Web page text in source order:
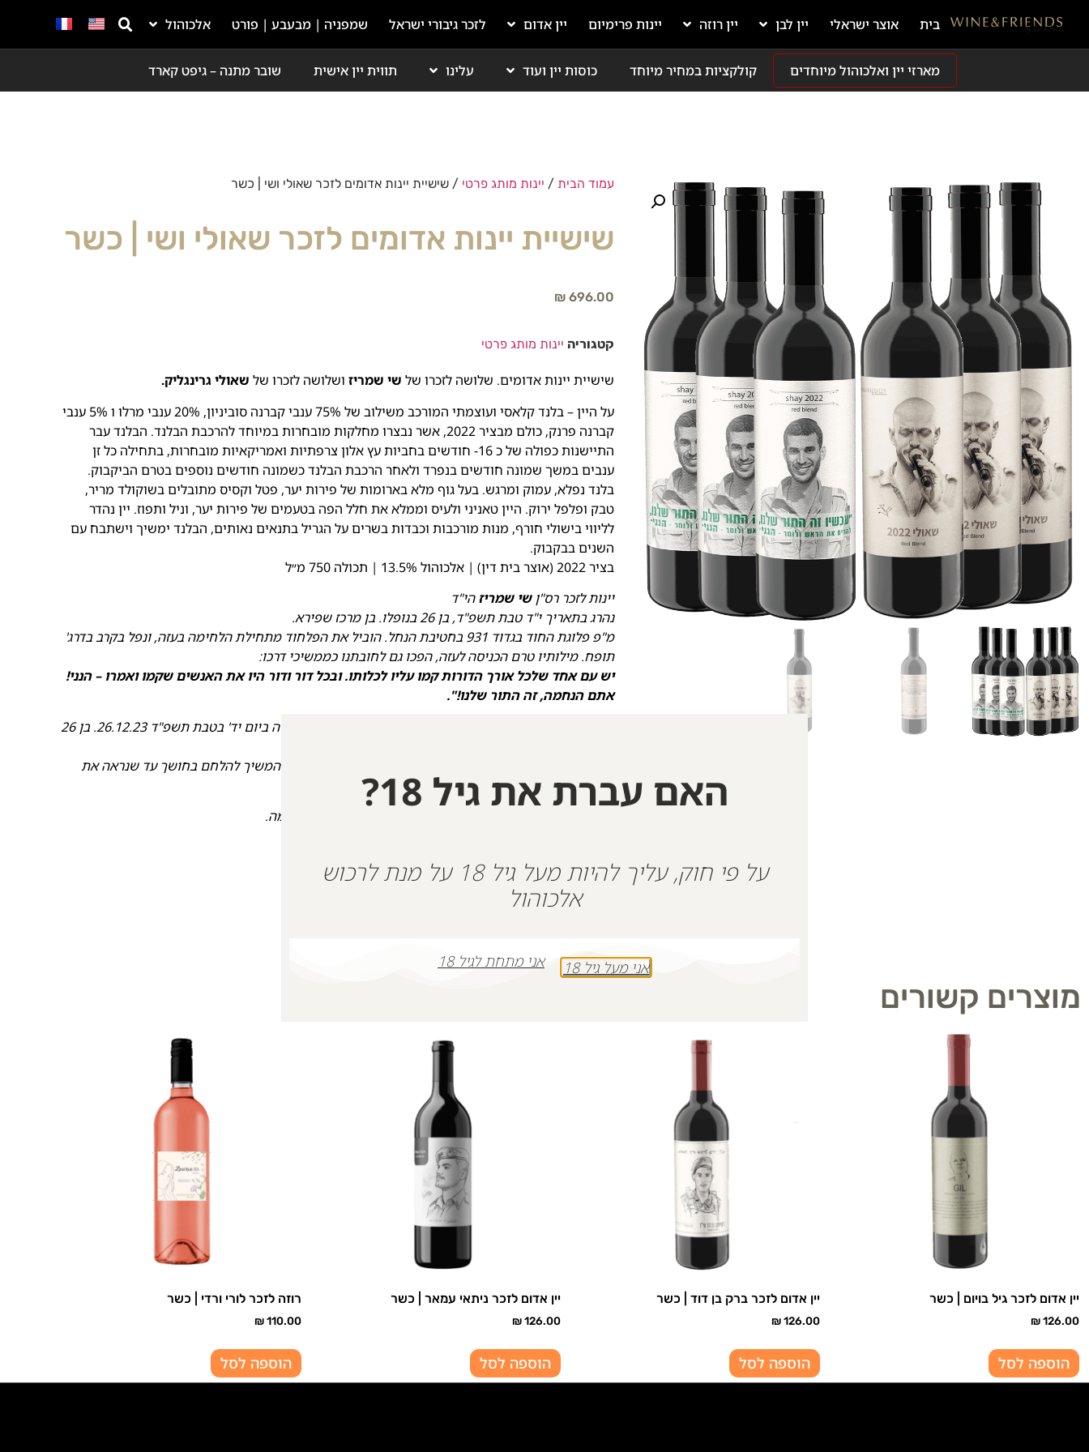
בית אוצר ישראלי יין לבן יין רוזה יינות פרימיום יין אדום לזכר גיבורי ישראל שמפניה | מבעבע | פורט אלכוהול
מארזי יין ואלכוהול מיוחדים קולקציות במחיר מיוחד כוסות יין ועוד עלינו תווית יין אישית שובר מתנה – גיפט קארד
עמוד הבית / יינות מותג פרטי / שישיית יינות אדומים לזכר שאולי ושי | כשר
שישיית יינות אדומים לזכר שאולי ושי | כשר
₪ 696.00
קטגוריה יינות מותג פרטי
שישיית יינות אדומים. שלושה לזכרו של שי שמריז ושלושה לזכרו של שאולי גרינגליק.
על היין – בלנד קלאסי ועוצמתי המורכב משילוב של 75% ענבי קברנה סוביניון, 20% ענבי מרלו ו 5% ענבי
קברנה פרנק, כולם מבציר 2022, אשר נבצרו מחלקות מובחרות במיוחד להרכבת הבלנד. הבלנד עבר
התיישנות כפולה של כ 16- חודשים בחביות עץ אלון צרפתיות ואמריקאיות מובחרות, בתחילה כל זן
ענבים במשך שמונה חודשים בנפרד ולאחר הרכבת הבלנד כשמונה חודשים נוספים בטרם הביקבוק.
בלנד נפלא, עמוק ומרגש. בעל גוף מלא בארומות של פירות יער, פטל וקסיס מתובלים בשוקולד מריר,
טבק ופלפל ירוק. היין טאניני ולעיס וממלא את חלל הפה בטעמים של פירות יער, וניל ותפוז. יין נהדר
לליווי בישולי חורף, מנות מורכבות וכבדות בשרים על הגריל בתנאים נאותים, הבלנד ימשיך וישתבח עם
השנים בבקבוק.
בציר 2022 (אוצר בית דין) | אלכוהול 13.5% | תכולה 750 מ״ל
יינות לזכר רס"ןשי שמריזהי"ד
נהרג בתאריך י"ד טבת תשפ"ד, בן 26 בנופלו. בן מרכז שפירא.
מ"פ פלוגת החוד בגדוד 931 בחטיבת הנחל. הוביל את הפלחוד מתחילת הלחימה בעזה, ונפל בקרב בדרג'
תופח. מילותיו טרם הכניסה לעזה, הפכו גם לחובתנו כממשיכי דרכו:
יש עם אחד שלכל אורך הדורות קמו עליו לכלותו.ובכל דור ודור היו את האנשים שקמו ואמרו – הנני!
אתםהנחמה, זה התור שלנו!".
נפל בקרב ברצועת עזה ביום יד' בטבת תשפ"ד 26.12.23.
בן 26
וזה להמשיך להלחם בחושך עד שנראה את
האור"
שאולי זכור מהדרך שעשה בתוכנית הכוכב הבא בתחילת המלחמה.
המלאי אזל
מוצרים קשורים
יין אדום לזכר גיל בויום | כשר
₪126.00
הוספה לסל
יין אדום לזכר ברק בן דוד | כשר
₪126.00
הוספה לסל
יין אדום לזכר ניתאי עמאר | כשר
₪126.00
הוספה לסל
רוזה לזכר לורי ורדי | כשר
₪110.00
הוספה לסל
האם עברת את גיל 18?
על פי חוק, עליך להיות מעל גיל 18 על מנת לרכוש
אלכוהול
אני מעל גיל 18 אני מתחת לגיל 18